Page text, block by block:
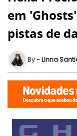
em
pistas de
Linna